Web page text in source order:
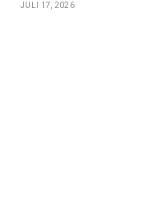
JULI 17, 2026